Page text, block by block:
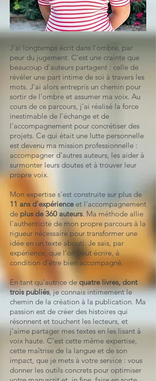
J'ai longtemps écrit dans l'ombre, par
peur du jugement. C'est une crainte que
beaucoup d'auteurs partagent : celle de
révéler une part intime de soi à travers les
mots. J'ai alors entrepris un chemin pour
sortir de l'ombre et assumer ma voix. Au
cours de ce parcours, j'ai réalisé la force
inestimable de l'échange et de
l'accompagnement pour concrétiser des
projets. Ce qui était une lutte personnelle
est devenu ma mission professionnelle :
accompagner d'autres auteurs, les aider à
surmonter leurs doutes et à trouver leur
propre voix.
Mon expertise s'est construite sur plus de
11 ans d'expérienceet l'accompagnement
de plus de 360 auteurs. Ma méthode allie
l'authenticité de mon propre parcours à la
rigueur nécessaire pour transformer une
idée en un texte abouti. Je sais, par
expérience, que l'on peut écrire, à
condition d'être bien accompagné.
En tant qu'autrice dequatre livres, dont
trois publiés, je connais intimement le
chemin de la création à la publication. Ma
passion est de créer des histoires qui
résonnent et touchent les lecteurs, et
j'aime partager mes textes en les lisant à
voix haute. C'est cette même expertise,
cette maîtrise de la langue et de son
impact, que je mets à votre service : vous
donner les outils concrets pour optimiser